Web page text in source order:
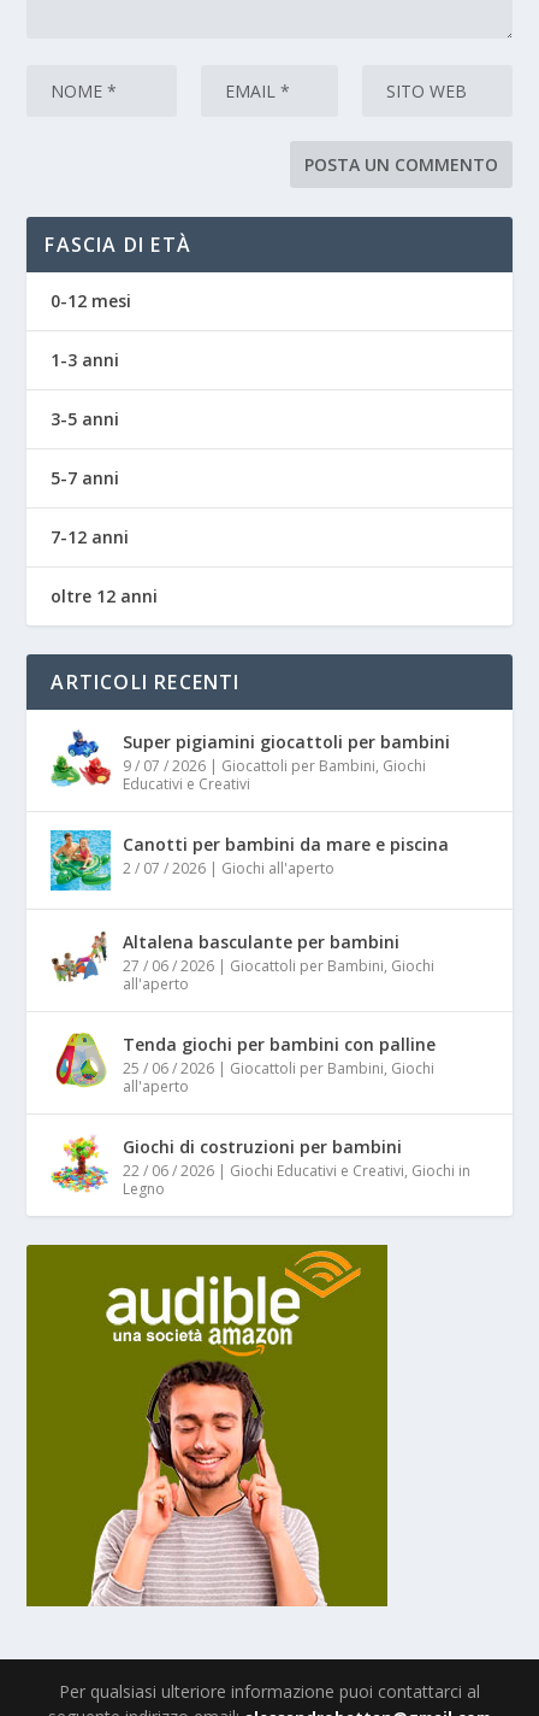
FASCIA DI ETÀ
0-12 mesi
1-3 anni
3-5 anni
5-7 anni
7-12 anni
oltre 12 anni
ARTICOLI RECENTI
Super pigiamini giocattoli per bambini
9 / 07 / 2026 | Giocattoli per Bambini, Giochi
Educativi e Creativi
Canotti per bambini da mare e piscina
2 / 07 / 2026 | Giochi all'aperto
Altalena basculante per bambini
27 / 06 / 2026 | Giocattoli per Bambini, Giochi
all'aperto
Tenda giochi per bambini con palline
25 / 06 / 2026 | Giocattoli per Bambini, Giochi
all'aperto
Giochi di costruzioni per bambini
22 / 06 / 2026 | Giochi Educativi e Creativi, Giochi in
Legno
Per qualsiasi ulteriore informazione puoi contattarci al